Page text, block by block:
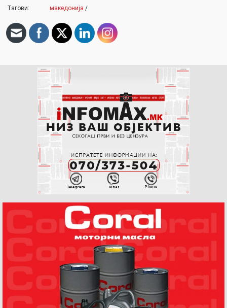
Тагови: македонија /